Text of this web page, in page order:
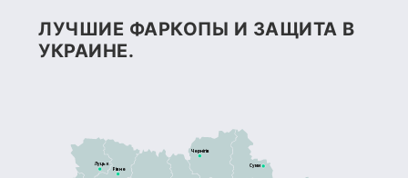
ЛУЧШИЕ ФАРКОПЫ И ЗАЩИТА В
УКРАИНЕ.
Луцьк
Рівне
Суми
Чернігів